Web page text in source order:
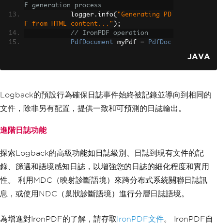
F generation process
            logger
. info( "Generating PD
F from HTML content..." );
// IronPDF operation
PdfDocument myPdf =
PdfDoc
// Log the completion of t
n completed.");
// Save the PDF document w
tput.pdf"
// Log any errors that occ
ur during the PDF generation process
            logger
. error("An error occ
urred while generating the PDF: ", e);
}
JAVA
Logback的預設行為確保日誌事件始終被記錄並導向到相同的
文件，除非另有配置，提供一致和可預測的日誌輸出。
進階日誌功能
探索Logback的高級功能如日誌級別、日誌到現有文件的記
錄、篩選和語境感知日誌，以增強您的日誌的細化程度和實用
性。 利用MDC（映射診斷語境）來跨分布式系統關聯日誌訊
息，或使用NDC（巢狀診斷語境）進行分層日誌語境。
為增進對IronPDF的了解，請存取IronPDF文件。 IronPDF自